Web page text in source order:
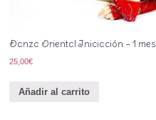
Danza Oriental Iniciación – 1 mes
25,00€
Añadir al carrito